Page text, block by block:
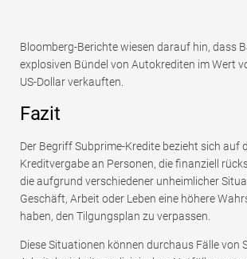
Bloomberg-Berichte wiesen darauf hin, dass
explosiven Bündel von Autokrediten im Wert
US-Dollar verkauften.
Fazit
Der Begriff Subprime-Kredite bezieht sich auf
Kreditvergabe an Personen, die finanziell
die aufgrund verschiedener unheimlicher
Geschäft, Arbeit oder Leben eine höhere
haben, den Tilgungsplan zu verpassen.
Diese Situationen können durchaus Fälle von